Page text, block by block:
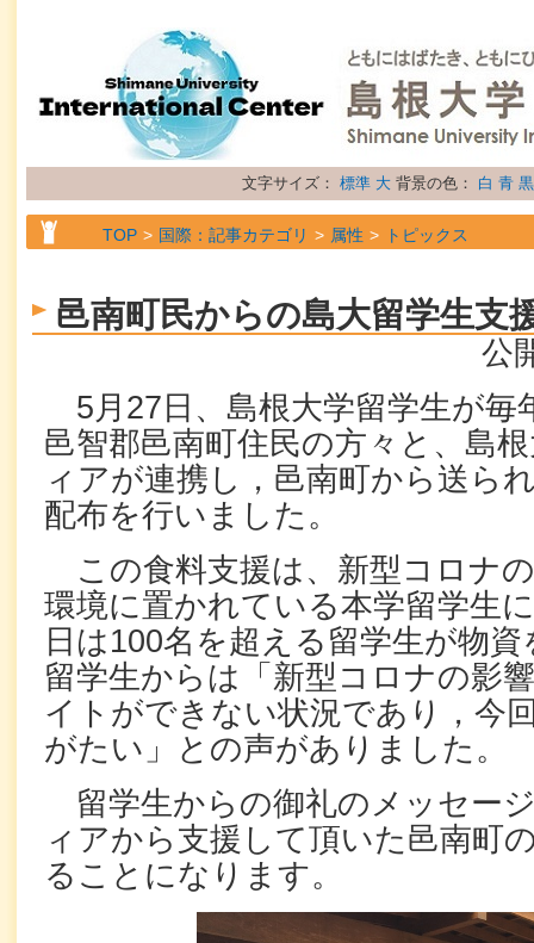
文字サイズ： 標準 大 背景の色： 白 青 黒
TOP 国際：記事カテゴリ 属性 トピックス
邑南町民からの島大留学生支
公
5月27日、島根大学留学生が毎
邑智郡邑南町住民の方々と、島
ィアが連携し，邑南町から送ら
配布を行いました。
この食料支援は、新型コロナ
環境に置かれている本学留学生
日は100名を超える留学生が物
留学生からは「新型コロナの影
イトができない状況であり，今
がたい」との声がありました。
留学生からの御礼のメッセー
ィアから支援して頂いた邑南町
ることになります。